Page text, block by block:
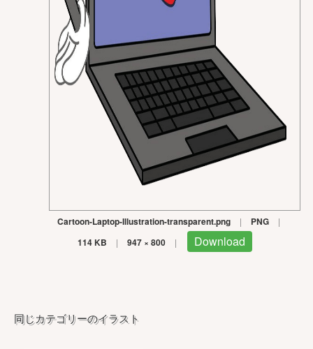
Cartoon-Laptop-Illustration-transparent.png | PNG |
114 KB | 947 × 800 | Download
同じカテゴリーのイラスト